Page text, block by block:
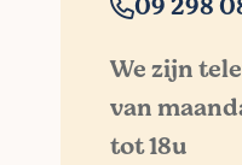
We zijn
van
tot 18u